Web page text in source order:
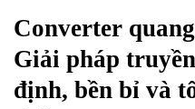
Converter
Giải pháp
định, bền bỉ và